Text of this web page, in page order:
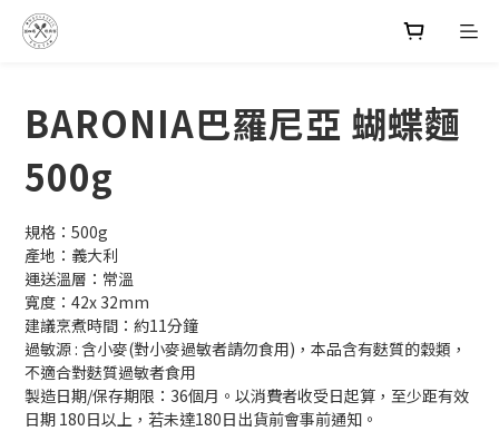
BARONIA巴羅尼亞 蝴蝶麵
500g
規格：500g
產地：義大利
運送溫層：常溫
寬度：42x 32mm
建議烹煮時間：約11分鐘
過敏源 : 含小麥(對小麥過敏者請勿食用)，本品含有麩質的穀類，
不適合對麩質過敏者食用
製造日期/保存期限：36個月。以消費者收受日起算，至少距有效
日期 180日以上，若未達180日出貨前會事前通知。